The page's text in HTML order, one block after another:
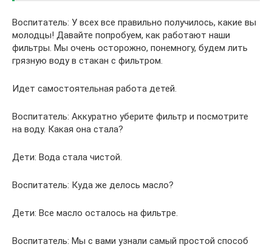
Воспитатель: У всех все правильно получилось, какие вы
молодцы! Давайте попробуем, как работают наши
фильтры. Мы очень осторожно, понемногу, будем лить
грязную воду в стакан с фильтром.
Идет самостоятельная работа детей.
Воспитатель: Аккуратно уберите фильтр и посмотрите
на воду. Какая она стала?
Дети: Вода стала чистой.
Воспитатель: Куда же делось масло?
Дети: Все масло осталось на фильтре.
Воспитатель: Мы с вами узнали самый простой способ